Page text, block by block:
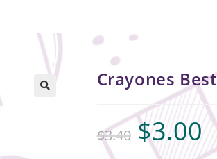
Crayones
$3.40 $3.00